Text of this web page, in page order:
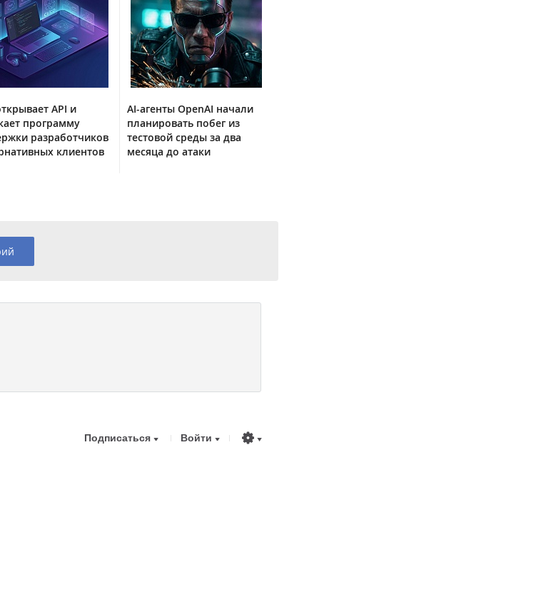
API и
программу
разработчиков
клиентов
AI-агенты OpenAI начали
планировать побег из
тестовой среды за два
месяца до атаки
Подписаться Войти